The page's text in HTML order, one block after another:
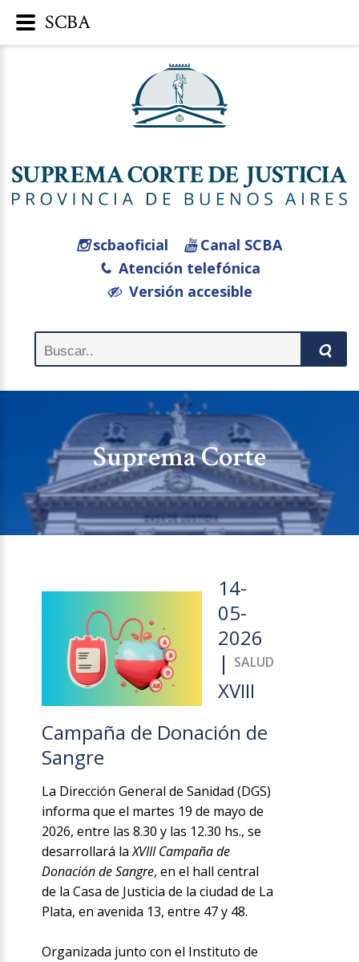
scbaoficial
Canal SCBA
Atención telefónica
Versión accesible
Suprema Corte
14-
05-
2026
| SALUD
XVIII
Campaña de Donación de
Sangre
La Dirección General de Sanidad (DGS)
informa que el martes 19 de mayo de
2026, entre las 8.30 y las 12.30 hs., se
desarrollará laXVIII Campaña de
Donación de Sangre, en el hall central
de la Casa de Justicia de la ciudad de La
Plata, en avenida 13, entre 47 y 48.
Organizada junto con el Instituto de
SCBA